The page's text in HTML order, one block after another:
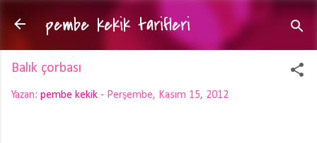
Ana içeriğe atla
pembe kekik tarifleri
Balık çorbası
Yazan: pembe kekik - Perşembe, Kasım 15, 2012